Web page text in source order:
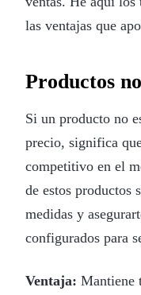
las ventajas que
Productos
Si un producto no
precio, significa
competitivo en el
de estos productos
medidas y
configurados para
Ventaja: Mantiene